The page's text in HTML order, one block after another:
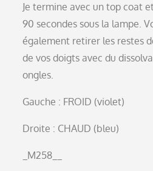
Je termine avec un top coat
90 secondes sous la lampe.
également retirer les restes
de vos doigts avec du
ongles.
Gauche : FROID (violet)
Droite : CHAUD (bleu)
_M258__